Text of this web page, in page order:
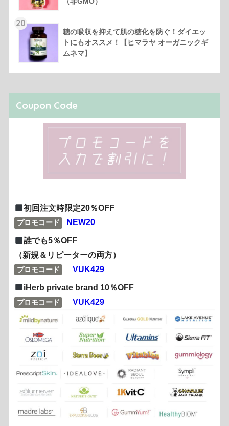
20
糖の吸収を抑えて肌の糖化を防ぐ！ダイエッ
トにもオススメ！【ヒマラヤ オーガニックギ
ムネマ】
Coupon Code
初回注文時限定20％OFF
プロモコード NEW20
誰でも5％OFF
（新規＆リピーターの両方）
プロモコード VUK429
iHerb private brand 10％OFF
プロモコード VUK429